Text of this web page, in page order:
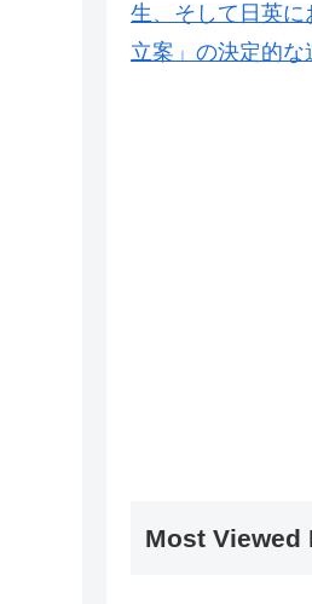
生、そして日英
立案」の決定的な
Most Viewed